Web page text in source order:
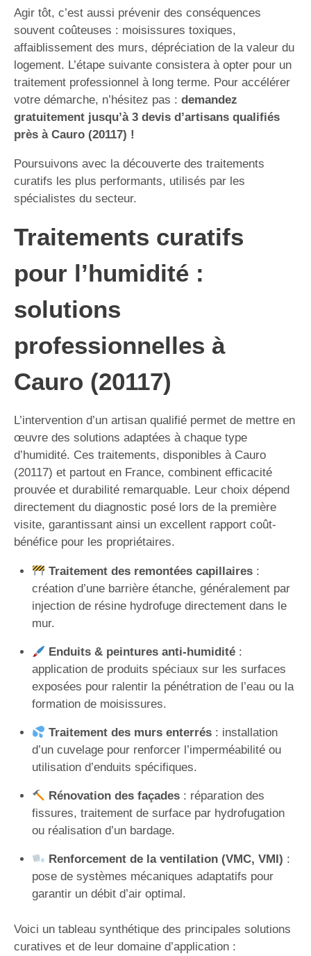
Agir tôt, c’est aussi prévenir des conséquences
souvent coûteuses : moisissures toxiques,
affaiblissement des murs, dépréciation de la valeur du
logement. L’étape suivante consistera à opter pour un
traitement professionnel à long terme. Pour accélérer
votre démarche, n’hésitez pas : demandez
gratuitement jusqu’à 3 devis d’artisans qualifiés
près à Cauro (20117) !
Poursuivons avec la découverte des traitements
curatifs les plus performants, utilisés par les
spécialistes du secteur.
Traitements curatifs
pour l’humidité :
solutions
professionnelles à
Cauro (20117)
L’intervention d’un artisan qualifié permet de mettre en
œuvre des solutions adaptées à chaque type
d’humidité. Ces traitements, disponibles à Cauro
(20117) et partout en France, combinent efficacité
prouvée et durabilité remarquable. Leur choix dépend
directement du diagnostic posé lors de la première
visite, garantissant ainsi un excellent rapport coût-
bénéfice pour les propriétaires.
Traitement des remontées capillaires:
création d’une barrière étanche, généralement par
injection de résine hydrofuge directement dans le
mur.
Enduits & peintures anti-humidité:
application de produits spéciaux sur les surfaces
exposées pour ralentir la pénétration de l’eau ou la
formation de moisissures.
Traitement des murs enterrés: installation
d’un cuvelage pour renforcer l’imperméabilité ou
utilisation d’enduits spécifiques.
Rénovation des façades: réparation des
fissures, traitement de surface par hydrofugation
ou réalisation d’un bardage.
Renforcement de la ventilation (VMC, VMI) :
pose de systèmes mécaniques adaptatifs pour
garantir un débit d’air optimal.
Voici un tableau synthétique des principales solutions
curatives et de leur domaine d’application :